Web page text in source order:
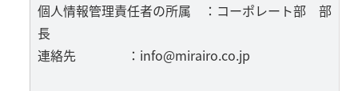
個人情報管理責任者の所属 ：コーポレート部 部
長
連絡先 ：info@mirairo.co.jp